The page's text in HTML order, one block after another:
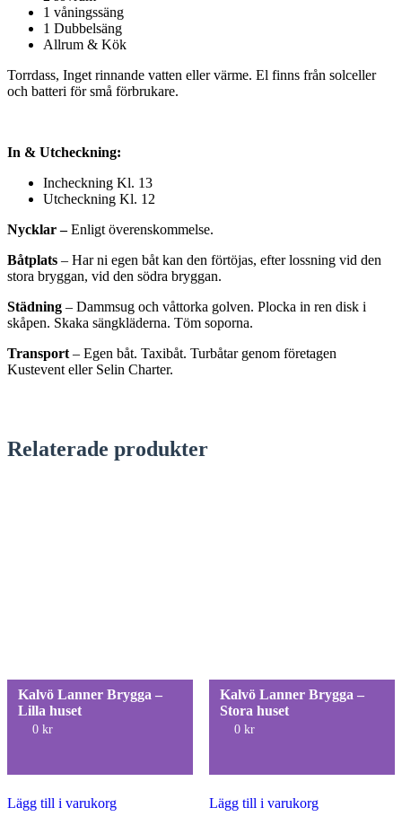
1 våningssäng
1 Dubbelsäng
Allrum & Kök
Torrdass, Inget rinnande vatten eller värme. El finns från solceller
och batteri för små förbrukare.
In & Utcheckning:
Incheckning Kl. 13
Utcheckning Kl. 12
Nycklar –Enligt överenskommelse.
Båtplats – Har ni egen båt kan den förtöjas, efter lossning vid den
stora bryggan, vid den södra bryggan.
Städning – Dammsug och våttorka golven. Plocka in ren disk i
skåpen. Skaka sängkläderna. Töm soporna.
Transport – Egen båt. Taxibåt. Turbåtar genom företagen
Kustevent eller Selin Charter.
Relaterade produkter
Kalvö Lanner Brygga –
Lilla huset
0kr
Lägg till i varukorg
Kalvö Lanner Brygga –
Stora huset
0 kr
Lägg till i varukorg